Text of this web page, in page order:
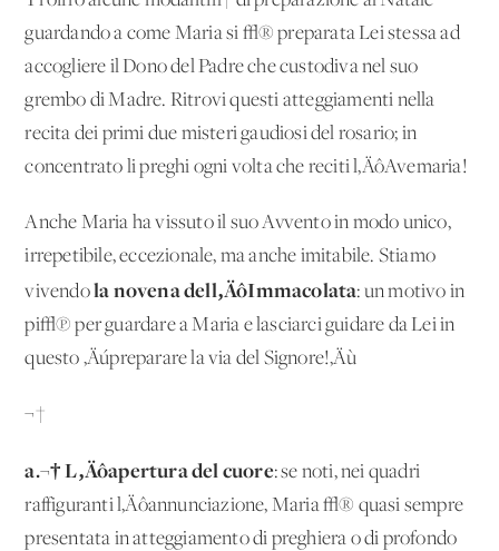
guardando a come Maria si √® preparata Lei stessa ad
accogliere il Dono del Padre che custodiva nel suo
grembo di Madre. Ritrovi questi atteggiamenti nella
recita dei primi due misteri gaudiosi del rosario; in
concentrato li preghi ogni volta che reciti l‚ÄôAvemaria!
Anche Maria ha vissuto il suo Avvento in modo unico,
irrepetibile, eccezionale, ma anche imitabile. Stiamo
vivendola novena dell‚ÄôImmacolata: un motivo in
pi√π per guardare a Maria e lasciarci guidare da Lei in
questo ‚Äúpreparare la via del Signore!‚Äù
¬†
a.¬† L‚Äôapertura del cuore: se noti, nei quadri
raffiguranti l‚Äôannunciazione, Maria √® quasi sempre
presentata in atteggiamento di preghiera o di profondo